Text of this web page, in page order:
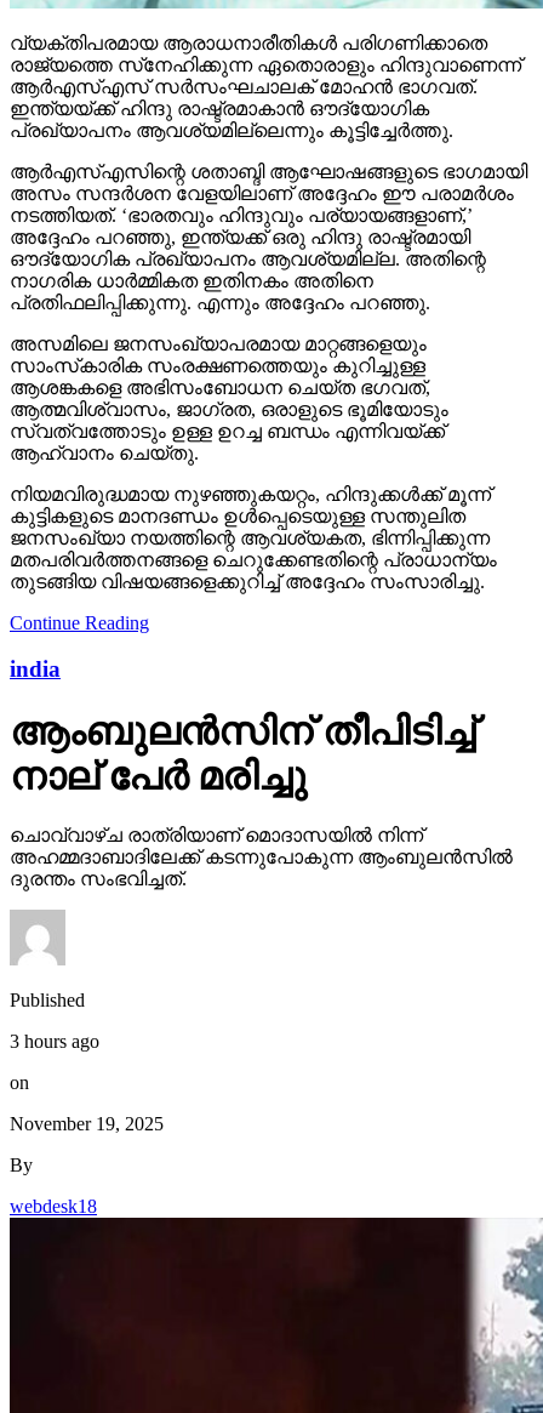
വ്യക്തിപരമായ ആരാധനാരീതികള്‍ പരിഗണിക്കാതെ
രാജ്യത്തെ സ്‌നേഹിക്കുന്ന ഏതൊരാളും ഹിന്ദുവാണെന്ന്
ആര്‍എസ്എസ് സര്‍സംഘചാലക് മോഹന്‍ ഭാഗവത്.
ഇന്ത്യയ്ക്ക് ഹിന്ദു രാഷ്ട്രമാകാന്‍ ഔദ്യോഗിക
പ്രഖ്യാപനം ആവശ്യമില്ലെന്നും കൂട്ടിച്ചേര്‍ത്തു.
ആര്‍എസ്എസിന്റെ ശതാബ്ദി ആഘോഷങ്ങളുടെ ഭാഗമായി
അസം സന്ദര്‍ശന വേളയിലാണ് അദ്ദേഹം ഈ പരാമര്‍ശം
നടത്തിയത്. ‘ഭാരതവും ഹിന്ദുവും പര്യായങ്ങളാണ്,’
അദ്ദേഹം പറഞ്ഞു, ഇന്ത്യക്ക് ഒരു ഹിന്ദു രാഷ്ട്രമായി
ഔദ്യോഗിക പ്രഖ്യാപനം ആവശ്യമില്ല. അതിന്റെ
നാഗരിക ധാര്‍മ്മികത ഇതിനകം അതിനെ
പ്രതിഫലിപ്പിക്കുന്നു. എന്നും അദ്ദേഹം പറഞ്ഞു.
അസമിലെ ജനസംഖ്യാപരമായ മാറ്റങ്ങളെയും
സാംസ്‌കാരിക സംരക്ഷണത്തെയും കുറിച്ചുള്ള
ആശങ്കകളെ അഭിസംബോധന ചെയ്ത ഭഗവത്,
ആത്മവിശ്വാസം, ജാഗ്രത, ഒരാളുടെ ഭൂമിയോടും
സ്വത്വത്തോടും ഉള്ള ഉറച്ച ബന്ധം എന്നിവയ്ക്ക്
ആഹ്വാനം ചെയ്തു.
നിയമവിരുദ്ധമായ നുഴഞ്ഞുകയറ്റം, ഹിന്ദുക്കള്‍ക്ക് മൂന്ന്
കുട്ടികളുടെ മാനദണ്ഡം ഉള്‍പ്പെടെയുള്ള സന്തുലിത
ജനസംഖ്യാ നയത്തിന്റെ ആവശ്യകത, ഭിന്നിപ്പിക്കുന്ന
മതപരിവര്‍ത്തനങ്ങളെ ചെറുക്കേണ്ടതിന്റെ പ്രാധാന്യം
തുടങ്ങിയ വിഷയങ്ങളെക്കുറിച്ച് അദ്ദേഹം സംസാരിച്ചു.
Continue Reading
india
ആംബുലന്‍സിന് തീപിടിച്ച്
നാല് പേര്‍ മരിച്ചു
ചൊവ്വാഴ്ച രാത്രിയാണ് മൊദാസയില്‍ നിന്ന്
അഹമ്മദാബാദിലേക്ക് കടന്നുപോകുന്ന ആംബുലന്‍സില്‍
ദുരന്തം സംഭവിച്ചത്.
Published
3 hours ago
on
November 19, 2025
By
webdesk18